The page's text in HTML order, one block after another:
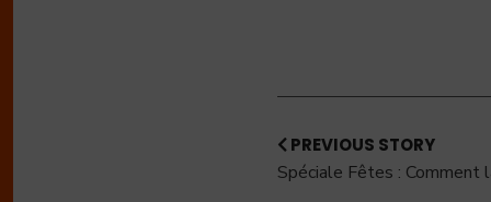
PREVIOUS STORY
Spéciale Fêtes : Comment